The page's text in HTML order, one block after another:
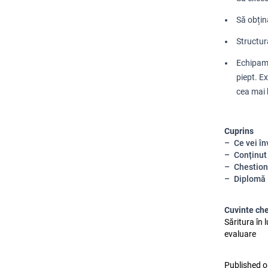
Să
piept.
cea
Cuprins
Ce vei
Conținut
Diplomă
Cuvinte
Săritura în
evaluare
Published